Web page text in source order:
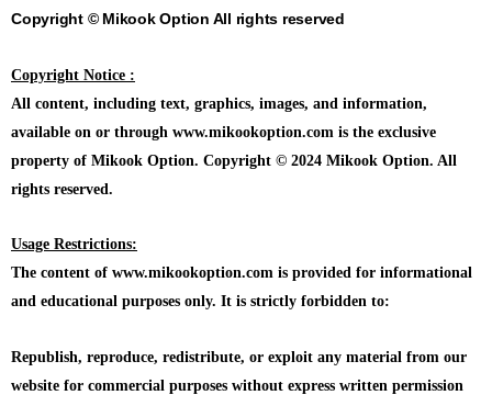
Copyright © Mikook Option All rights reserved
Copyright Notice :
All content, including text, graphics, images, and information,
available on or through www.mikookoption.com is the exclusive
property of Mikook Option. Copyright © 2024 Mikook Option. All
rights reserved.
Usage Restrictions:
The content of www.mikookoption.com is provided for informational
and educational purposes only. It is strictly forbidden to:
Republish, reproduce, redistribute, or exploit any material from our
website for commercial purposes without express written permission